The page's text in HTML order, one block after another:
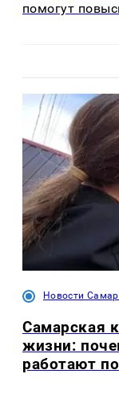
помогут
Новости
Самарская
жизни:
работают